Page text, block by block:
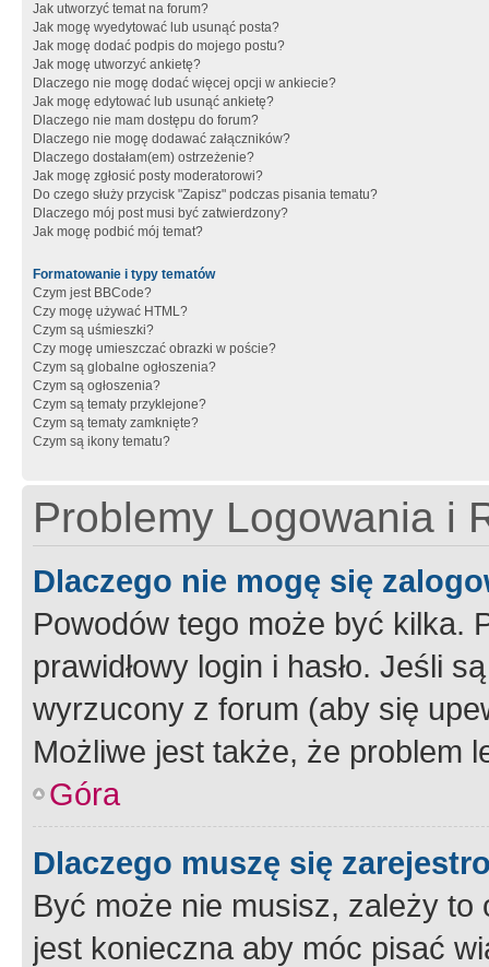
Jak utworzyć temat na forum?
Jak mogę wyedytować lub usunąć posta?
Jak mogę dodać podpis do mojego postu?
Jak mogę utworzyć ankietę?
Dlaczego nie mogę dodać więcej opcji w ankiecie?
Jak mogę edytować lub usunąć ankietę?
Dlaczego nie mam dostępu do forum?
Dlaczego nie mogę dodawać załączników?
Dlaczego dostałam(em) ostrzeżenie?
Jak mogę zgłosić posty moderatorowi?
Do czego służy przycisk "Zapisz" podczas pisania tematu?
Dlaczego mój post musi być zatwierdzony?
Jak mogę podbić mój temat?
Formatowanie i typy tematów
Czym jest BBCode?
Czy mogę używać HTML?
Czym są uśmieszki?
Czy mogę umieszczać obrazki w poście?
Czym są globalne ogłoszenia?
Czym są ogłoszenia?
Czym są tematy przyklejone?
Czym są tematy zamknięte?
Czym są ikony tematu?
Problemy Logowania i
Dlaczego nie mogę się
Powodów tego może być kilka.
prawidłowy login i hasło. Jeśli
wyrzucony z forum (aby się
Możliwe jest także, że problem
Góra
Dlaczego muszę się
Być może nie musisz, zależy
jest konieczna aby móc pisać